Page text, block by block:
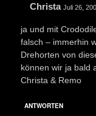
Christa Juli 26,
ja und mit
falsch – immerhin
Drehorten von
können wir ja bald
Christa & Remo
ANTWORTEN